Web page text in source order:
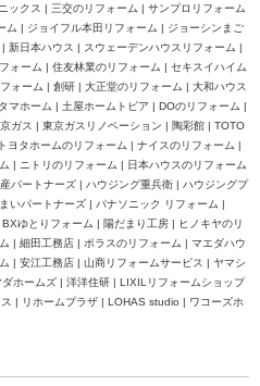
ックス | 三交のリフォーム | サンプロリフォーム
ム | ジョイフル本田リフォーム | ジョーシンまご
新日本ハウス | スウェーデンハウスリフォーム |
ォーム | 住友林業のリフォーム | セキスイハイム
ォーム | 創研 | 大正堂のリフォーム | 大和ハウス
マホーム | 土屋ホームトピア | DOのリフォーム |
ガス | 東京ガスリノベーション | 陶彩館 | TOTO
ヨタホームのリフォーム | ナイスのリフォーム |
| ニトリのリフォーム | 日本ハウスのリフォーム
パートナーズ | ハウジング重兵衛 | ハウジングプ
いパートナーズ | パナソニック リフォーム |
ゆとりフォーム | 陽だまり工房 | ヒノキヤのリ
| 細田工務店 | ポラスのリフォーム | マエダハウ
| 安江工務店 | 山商リフォームサービス | ヤマシ
ホームズ | 洋洋住研 | LIXILリフォームショップ
| リホームプラザ | LOHAS studio | ワコーズホ